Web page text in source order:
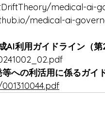
medical-ai-
medical-ai-
利用ガイドライン（第2
への利活用に係るガイ